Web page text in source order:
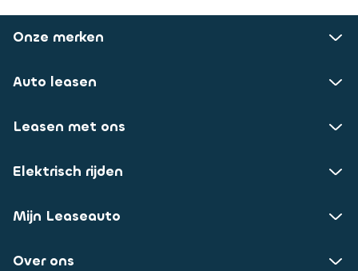
Onze merken
Auto leasen
Leasen met ons
Elektrisch rijden
Mijn Leaseauto
Over ons